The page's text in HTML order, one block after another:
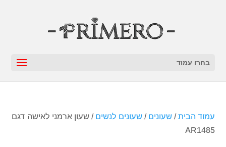
בחרו עמוד
עמוד הבית/שעונים /שעונים לנשים / שעון ארמני לאישה דגם
AR1485